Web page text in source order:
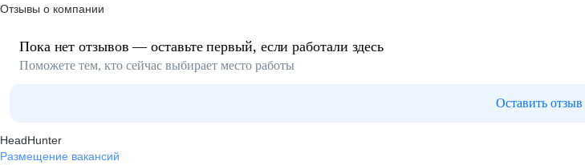
Отзывы о компании
Пока нет отзывов — оставьте первый, если работали здесь
Поможете тем, кто сейчас выбирает место работы
Оставить отзыв
HeadHunter
Размещение вакансий